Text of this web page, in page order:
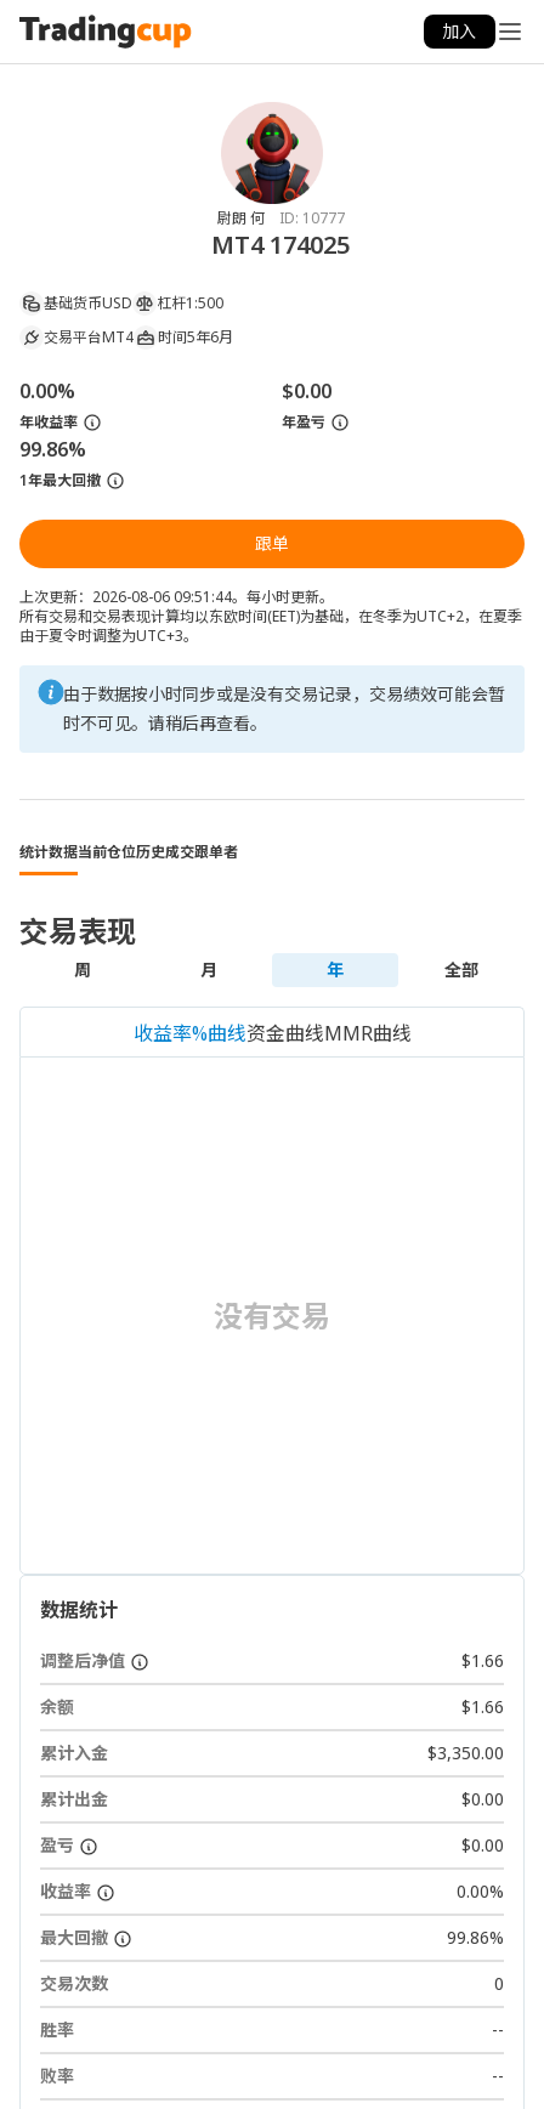
加入
尉朗 何 ID: 10777
MT4 174025
基础货币USD 杠杆1:500
交易平台MT4 时间5年6月
0.00%
年收益率
$0.00
年盈亏
99.86%
1年最大回撤
跟单
上次更新：2026-08-06 09:51:44。每小时更新。
所有交易和交易表现计算均以东欧时间(EET)为基础，在冬季为UTC+2，在夏季
由于夏令时调整为UTC+3。
由于数据按小时同步或是没有交易记录，交易绩效可能会暂
时不可见。请稍后再查看。
统计数据当前仓位历史成交跟单者
交易表现
周 月 年 全部
收益率%曲线资金曲线MMR曲线
没有交易
数据统计
调整后净值
$1.66
余额
$1.66
累计入金
$3,350.00
累计出金
$0.00
盈亏
$0.00
收益率
0.00%
最大回撤
99.86%
交易次数
0
胜率
--
败率
--